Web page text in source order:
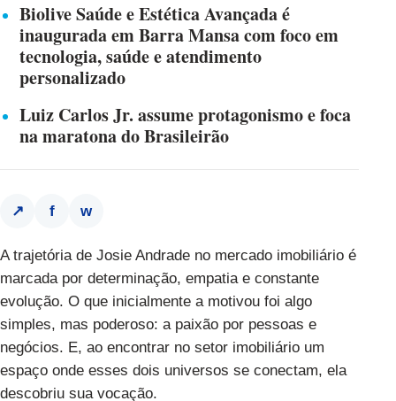
Biolive Saúde e Estética Avançada é
inaugurada em Barra Mansa com foco em
tecnologia, saúde e atendimento
personalizado
Luiz Carlos Jr. assume protagonismo e foca
na maratona do Brasileirão
↗ f w
A trajetória de Josie Andrade no mercado imobiliário é
marcada por determinação, empatia e constante
evolução. O que inicialmente a motivou foi algo
simples, mas poderoso: a paixão por pessoas e
negócios. E, ao encontrar no setor imobiliário um
espaço onde esses dois universos se conectam, ela
descobriu sua vocação.